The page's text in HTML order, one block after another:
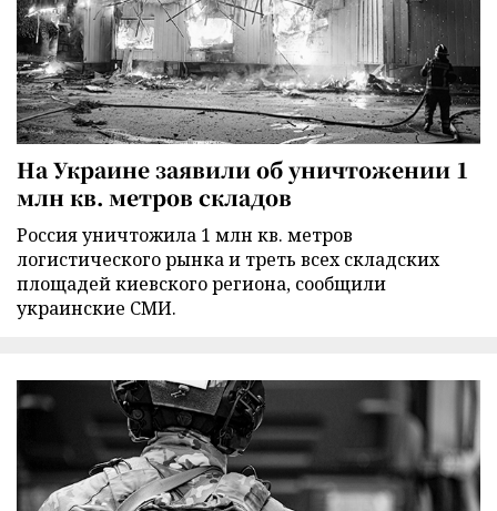
На Украине заявили об уничтожении 1
млн кв. метров складов
Россия уничтожила 1 млн кв. метров
логистического рынка и треть всех складских
площадей киевского региона, сообщили
украинские СМИ.